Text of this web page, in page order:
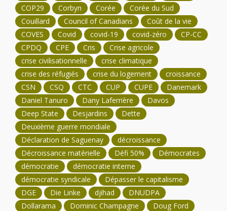
COP29
Corbyn Corée
Corée du Sud
Couillard
Council of Canadians
Coût de la vie
COVES
Covid covid-19 covid-zéro
CP-CC
CPDQ
CPE Cris
Crise agricole
crise civilisationnelle
crise climatique
crise des réfugiés
crise du logement
croissance
CSN
CSQ CTC CUP CUPE
Danemark
Daniel Tanuro
Dany Laferrière
Davos
Deep State
Desjardins
Dette
Deuxième guerre mondiale
Déclaration de Saguenay
décroissance
Décroissance matérielle
Défi 50%
Démocrates
démocratie
démocratie interne
démocratie syndicale
Dépasser le capitalisme
DGE
Die Linke djihad
DNUDPA
Dollarama
Dominic Champagne
Doug Ford